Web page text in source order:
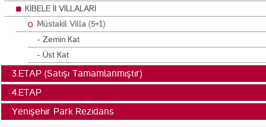
KİBELE II VİLLALARI
Müstakil Villa (5+1)
- Zemin Kat
- Üst Kat
3.ETAP (Satışı Tamamlanmıştır)
4.ETAP
Yenişehir Park Rezidans